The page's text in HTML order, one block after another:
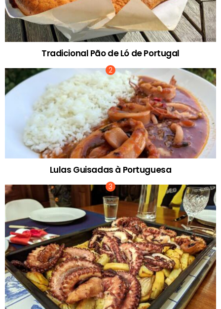
Tradicional Pão de Ló de Portugal
Lulas Guisadas à Portuguesa